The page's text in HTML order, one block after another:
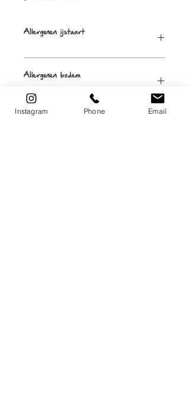
Allergenen ijstaart
Allergenen bodem
Gluten, melk, ei, soja
Instagram Phone Email